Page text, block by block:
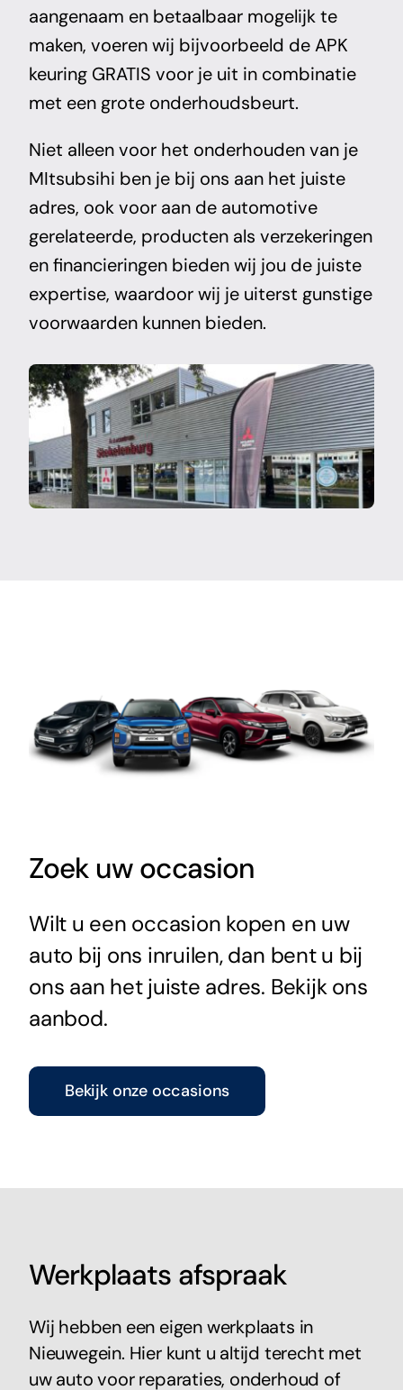
aangenaam en betaalbaar mogelijk te
maken, voeren wij bijvoorbeeld de APK
keuring GRATIS voor je uit in combinatie
met een grote onderhoudsbeurt.
Niet alleen voor het onderhouden van je
MItsubsihi ben je bij ons aan het juiste
adres, ook voor aan de automotive
gerelateerde, producten als verzekeringen
en financieringen bieden wij jou de juiste
expertise, waardoor wij je uiterst gunstige
voorwaarden kunnen bieden.
Zoek uw occasion
Wilt u een occasion kopen en uw
auto bij ons inruilen, dan bent u bij
ons aan het juiste adres. Bekijk ons
aanbod.
Bekijk onze occasions
Werkplaats afspraak
Wij hebben een eigen werkplaats in
Nieuwegein. Hier kunt u altijd terecht met
uw auto voor reparaties, onderhoud of